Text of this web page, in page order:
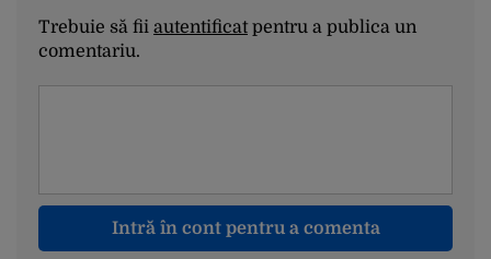
Trebuie să fii autentificatpentru a publica un
comentariu.
Intră în cont pentru a comenta